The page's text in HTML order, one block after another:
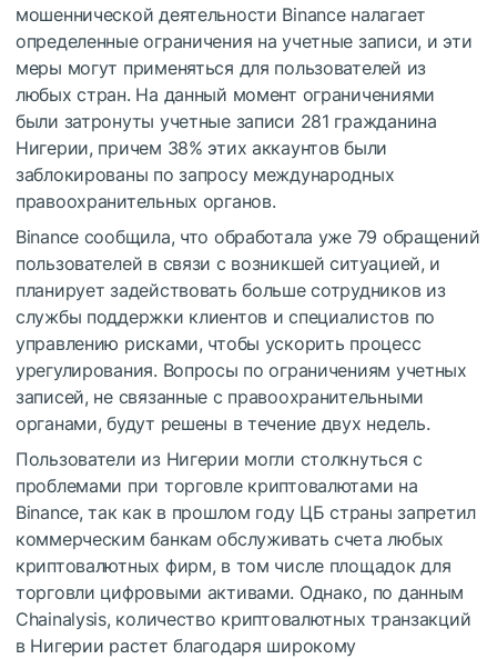
мошеннической деятельности Binance налагает
определенные ограничения на учетные записи, и эти
меры могут применяться для пользователей из
любых стран. На данный момент ограничениями
были затронуты учетные записи 281 гражданина
Нигерии, причем 38% этих аккаунтов были
заблокированы по запросу международных
правоохранительных органов.
Binance сообщила, что обработала уже 79 обращений
пользователей в связи с возникшей ситуацией, и
планирует задействовать больше сотрудников из
службы поддержки клиентов и специалистов по
управлению рисками, чтобы ускорить процесс
урегулирования. Вопросы по ограничениям учетных
записей, не связанные с правоохранительными
органами, будут решены в течение двух недель.
Пользователи из Нигерии могли столкнуться с
проблемами при торговле криптовалютами на
Binance, так как в прошлом году ЦБ страны запретил
коммерческим банкам обслуживать счета любых
криптовалютных фирм, в том числе площадок для
торговли цифровыми активами. Однако, по данным
Chainalysis, количество криптовалютных транзакций
в Нигерии растет благодаря широкому